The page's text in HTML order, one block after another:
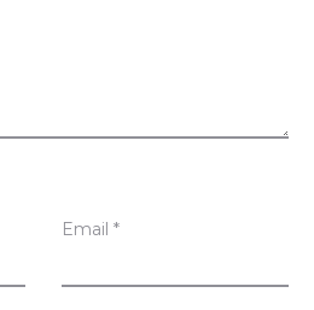
Email *